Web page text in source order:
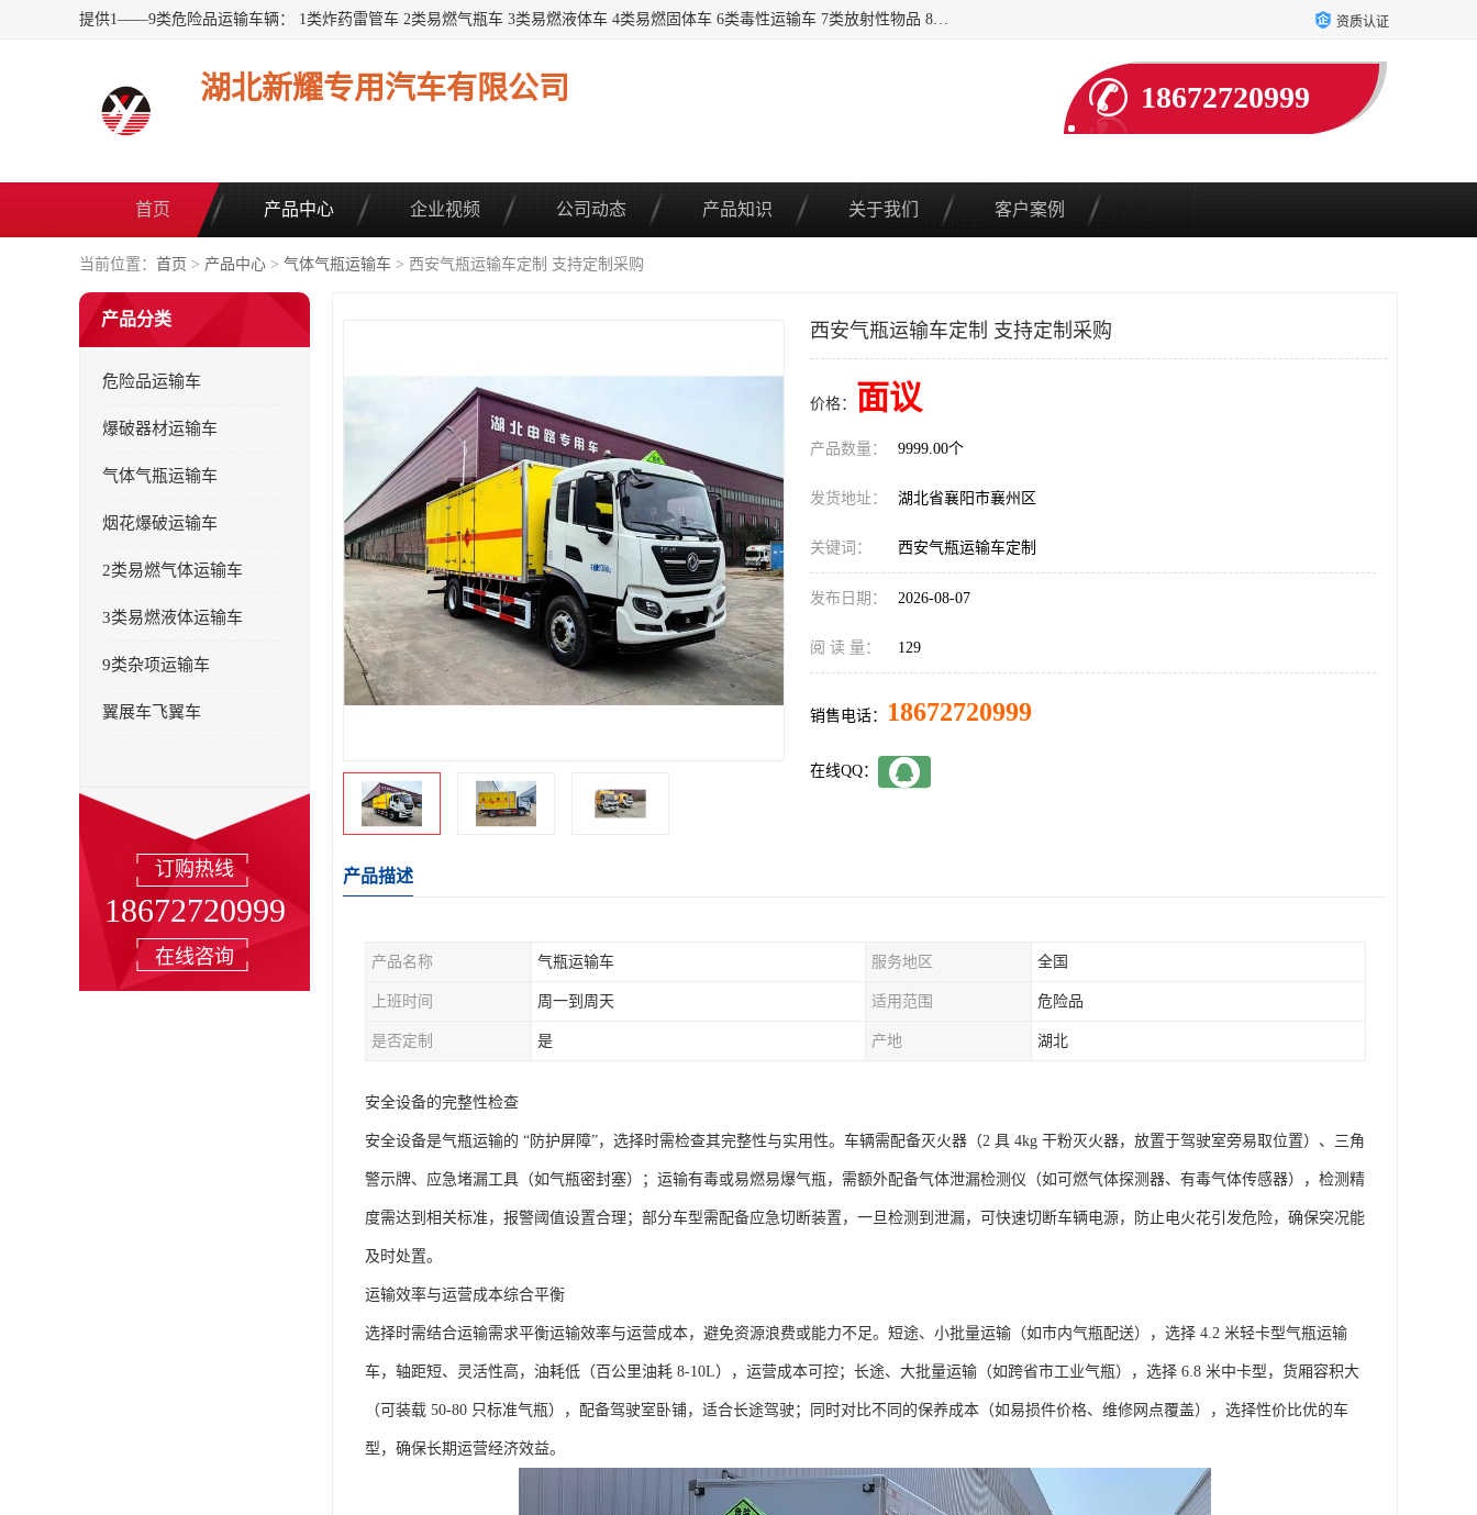
提供1——9类危险品运输车辆： 1类炸药雷管车 2类易燃气瓶车 3类易燃液体车 4类易燃固体车 6类毒性运输车 7类放射性物品 8类腐蚀性物品 9类杂项类物品 各类底盘，品种齐全。厂家直供，品质保证。 公告品种环保齐全，上牌无忧。 全国可送货上门，可分期，可*，可包牌。 详情可咨询: *（微信同号） 资质认证
湖北新耀专用汽车有限公司 18672720999
首页 产品中心 企业视频 公司动态 产品知识 关于我们 客户案例
当前位置： 首页 > 产品中心 > 气体气瓶运输车 > 西安气瓶运输车定制 支持定制采购
产品分类
危险品运输车
爆破器材运输车
气体气瓶运输车
烟花爆破运输车
2类易燃气体运输车
3类易燃液体运输车
9类杂项运输车
翼展车飞翼车
订购热线
18672720999
在线咨询
西安气瓶运输车定制 支持定制采购
价格： 面议
产品数量： 9999.00个
发货地址： 湖北省襄阳市襄州区
关键词： 西安气瓶运输车定制
发布日期： 2026-08-07
阅 读 量： 129
销售电话： 18672720999
在线QQ：
产品描述
产品名称 气瓶运输车 服务地区 全国
上班时间 周一到周天 适用范围 危险品
是否定制 是 产地 湖北
安全设备的完整性检查​
安全设备是气瓶运输的 “防护屏障”，选择时需检查其完整性与实用性。车辆需配备灭火器（2 具 4kg 干粉灭火器，放置于驾驶室旁易取位置）、三角
警示牌、应急堵漏工具（如气瓶密封塞）；运输有毒或易燃易爆气瓶，需额外配备气体泄漏检测仪（如可燃气体探测器、有毒气体传感器），检测精
度需达到相关标准，报警阈值设置合理；部分车型需配备应急切断装置，一旦检测到泄漏，可快速切断车辆电源，防止电火花引发危险，确保突况能
及时处置。​
运输效率与运营成本综合平衡​
选择时需结合运输需求平衡运输效率与运营成本，避免资源浪费或能力不足。短途、小批量运输（如市内气瓶配送），选择 4.2 米轻卡型气瓶运输
车，轴距短、灵活性高，油耗低（百公里油耗 8-10L），运营成本可控；长途、大批量运输（如跨省市工业气瓶），选择 6.8 米中卡型，货厢容积大
（可装载 50-80 只标准气瓶），配备驾驶室卧铺，适合长途驾驶；同时对比不同的保养成本（如易损件价格、维修网点覆盖），选择性价比优的车
型，确保长期运营经济效益。​